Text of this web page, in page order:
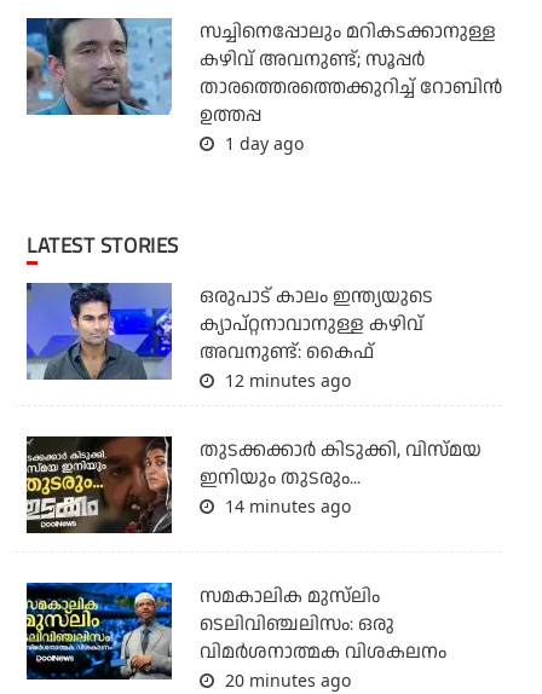
സച്ചിനെപ്പോലും മറികടക്കാനുള്ള
കഴിവ് അവനുണ്ട്; സൂപ്പര്‍
താരത്തെരത്തെക്കുറിച്ച് റോബിന്‍
ഉത്തപ്പ
1 day ago
LATEST STORIES
ഒരുപാട് കാലം ഇന്ത്യയുടെ
ക്യാപ്റ്റനാവാനുള്ള കഴിവ്
അവനുണ്ട്: കൈഫ്
12 minutes ago
തുടക്കക്കാര്‍ കിടുക്കി, വിസ്മയ
ഇനിയും തുടരും...
14 minutes ago
സമകാലിക മുസ്‌ലിം
ടെലിവിഞ്ചലിസം: ഒരു
വിമര്‍ശനാത്മക വിശകലനം
20 minutes ago